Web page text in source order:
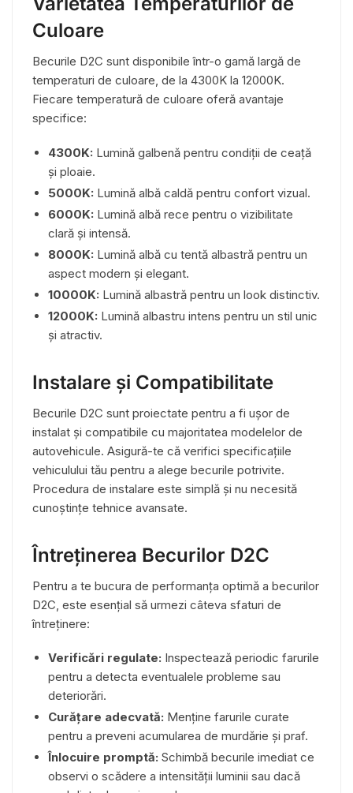
Culoare
Becurile D2C sunt disponibile într-o gamă largă de
temperaturi de culoare, de la 4300K la 12000K.
Fiecare temperatură de culoare oferă avantaje
specifice:
4300K: Lumină galbenă pentru condiții de ceață
și ploaie.
5000K: Lumină albă caldă pentru confort vizual.
6000K: Lumină albă rece pentru o vizibilitate
clară și intensă.
8000K: Lumină albă cu tentă albastră pentru un
aspect modern și elegant.
10000K: Lumină albastră pentru un look distinctiv.
12000K: Lumină albastru intens pentru un stil unic
și atractiv.
Instalare și Compatibilitate
Becurile D2C sunt proiectate pentru a fi ușor de
instalat și compatibile cu majoritatea modelelor de
autovehicule. Asigură-te că verifici specificațiile
vehiculului tău pentru a alege becurile potrivite.
Procedura de instalare este simplă și nu necesită
cunoștințe tehnice avansate.
Întreținerea Becurilor D2C
Pentru a te bucura de performanța optimă a becurilor
D2C, este esențial să urmezi câteva sfaturi de
întreținere:
Verificări regulate: Inspectează periodic farurile
pentru a detecta eventualele probleme sau
deteriorări.
Curățare adecvată: Menține farurile curate
pentru a preveni acumularea de murdărie și praf.
Înlocuire promptă: Schimbă becurile imediat ce
observi o scădere a intensității luminii sau dacă